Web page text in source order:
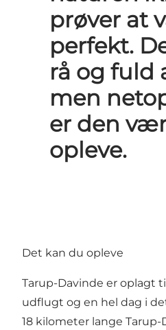
prøver at
perfekt.
rå og fuld
men
er den
opleve.
Det kan du opleve
Tarup-Davinde er oplagt
udflugt og en hel dag i
18 kilometer lange